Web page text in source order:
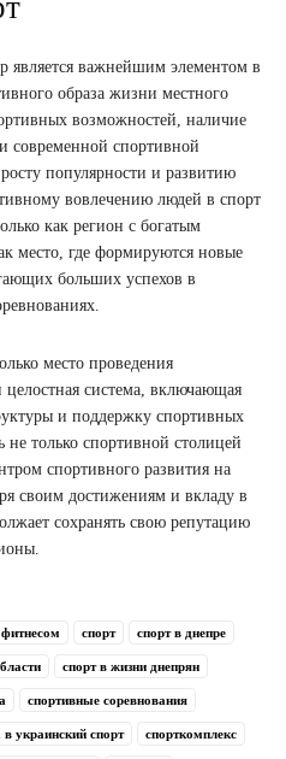
является важнейшим элементом в
образа жизни местного
возможностей, наличие
современной спортивной
популярности и развитию
вовлечению людей в спорт
как регион с богатым
место, где формируются новые
больших успехов в
место проведения
система, включающая
и поддержку спортивных
не только спортивной столицей
спортивного развития на
своим достижениям и вкладу в
сохранять свою репутацию
спорт спорт в днепре
спорт в жизни днепрян
спортивные соревнования
украинский спорт спорткомплекс